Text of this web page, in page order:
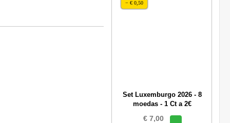
− € 0,50
Set Luxemburgo 2026 - 8
moedas - 1 Ct a 2€
€ 7,00